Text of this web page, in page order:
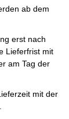
ab dem
erst nach
Lieferfrist mit
am Tag der
mit der